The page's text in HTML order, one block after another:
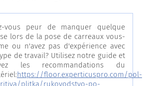
vous peur de manquer quelque
lors de la pose de carreaux vous-
ou n'avez pas d'expérience avec
de travail? Utilisez notre guide et
les recommandations du
https://floor.experticuspro.com/pol-
plitka/rukovodstvo-po-